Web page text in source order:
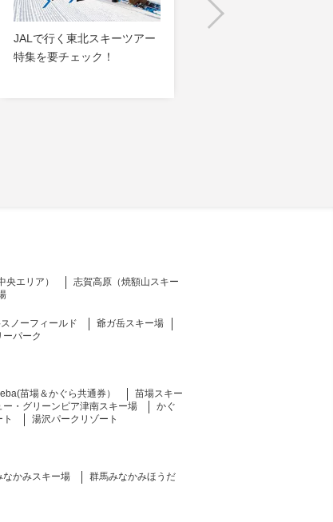
JALで行く東北スキーツアー
特集を要チェック！
央エリア）
志賀高原（焼額山スキー
ノーフィールド
爺ガ岳スキー場
パーク
苗場＆かぐら共通券）
苗場スキー
ー・グリーンピア津南スキー場
かぐ
湯沢パークリゾート
なかみスキー場
群馬みなかみほうだ